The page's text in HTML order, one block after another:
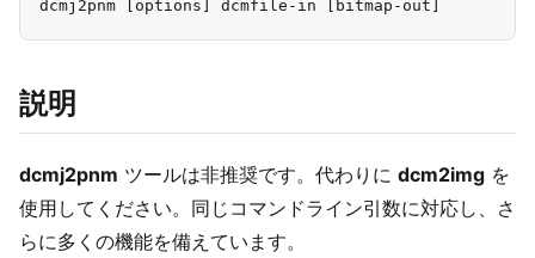
説明
dcmj2pnm ツールは非推奨です。代わりに dcm2img を
使用してください。同じコマンドライン引数に対応し、さ
らに多くの機能を備えています。